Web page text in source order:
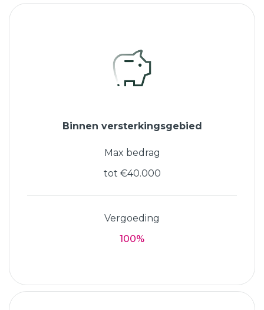
Binnen versterkingsgebied
Max bedrag
tot €40.000
Vergoeding
100%